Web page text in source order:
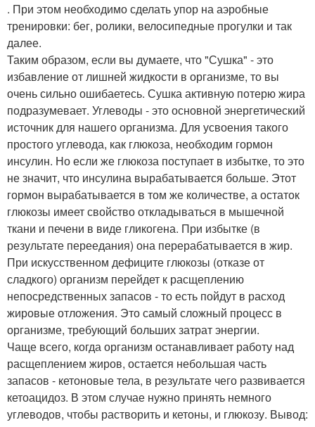
. При этом необходимо сделать упор на аэробные
тренировки: бег, ролики, велосипедные прогулки и так
далее.
Таким образом, если вы думаете, что "Сушка" - это
избавление от лишней жидкости в организме, то вы
очень сильно ошибаетесь. Сушка активную потерю жира
подразумевает. Углеводы - это основной энергетический
источник для нашего организма. Для усвоения такого
простого углевода, как глюкоза, необходим гормон
инсулин. Но если же глюкоза поступает в избытке, то это
не значит, что инсулина вырабатывается больше. Этот
гормон вырабатывается в том же количестве, а остаток
глюкозы имеет свойство откладываться в мышечной
ткани и печени в виде гликогена. При избытке (в
результате переедания) она перерабатывается в жир.
При искусственном дефиците глюкозы (отказе от
сладкого) организм перейдет к расщеплению
непосредственных запасов - то есть пойдут в расход
жировые отложения. Это самый сложный процесс в
организме, требующий больших затрат энергии.
Чаще всего, когда организм останавливает работу над
расщеплением жиров, остается небольшая часть
запасов - кетоновые тела, в результате чего развивается
кетоацидоз. В этом случае нужно принять немного
углеводов, чтобы растворить и кетоны, и глюкозу. Вывод: